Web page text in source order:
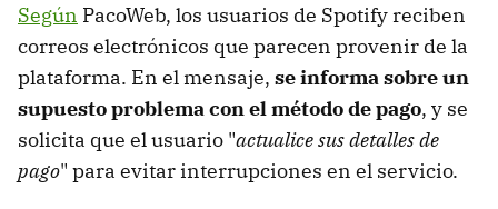
Según PacoWeb, los usuarios de Spotify reciben
correos electrónicos que parecen provenir de la
plataforma. En el mensaje, se informa sobre un
supuesto problema con el método de pago, y se
solicita que el usuario "actualice sus detalles de
pago" para evitar interrupciones en el servicio.